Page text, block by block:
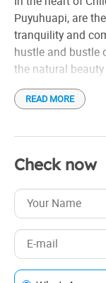
Check in: 4:00
Check out:
Puyuhuapi, are
tranquility and
hustle and bustle
the natural
The cabins, built
cabin has a fully
area.
Rossbach is the
environment,
your hosts. It is a
and return home
only Patagonia
READ MORE
Check now